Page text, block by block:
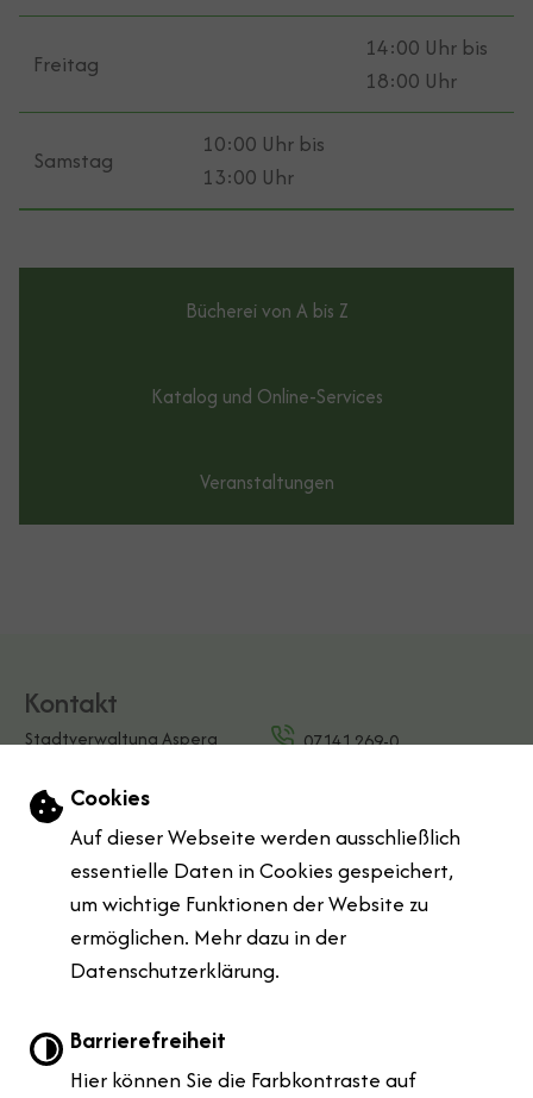
Einstellungen zu Cookies und
Cookies
Auf dieser Webseite werden ausschließlich
essentielle Daten in Cookies gespeichert,
um wichtige Funktionen der Website zu
ermöglichen. Mehr dazu in der
Datenschutzerklärung.
Barrierefreiheit
Hier können Sie die Farbkontraste auf
Freitag
14:00 Uhr bis
18:00 Uhr
Samstag
10:00 Uhr bis
13:00 Uhr
Bücherei von A bis Z
Katalog und Online-Services
Veranstaltungen
Kontakt
Stadtverwaltung Asperg
07141 269-0
71679 Asperg
Kontaktformular
Öffnungszeiten
08:00 Uhr bis 12:00 Uhr & 14:00 Uhr bis 18:00 Uhr
08:00 Uhr bis 12:00 Uhr
08:00 Uhr bis 12:00 Uhr & 14:00 Uhr bis 16:00 Uhr
07:00 Uhr bis 12:00 Uhr
Gebärdensprache